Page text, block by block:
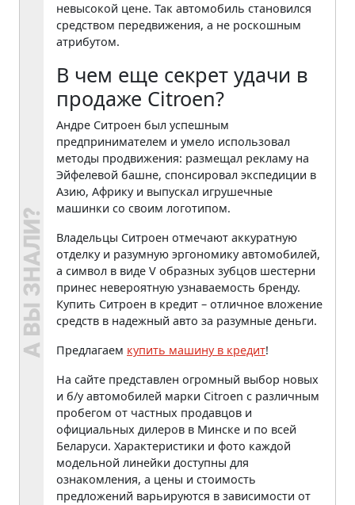
невысокой цене. Так автомобиль становился
средством передвижения, а не роскошным
атрибутом.
В чем еще секрет удачи в
продаже Citroen?
Андре Ситроен был успешным
предпринимателем и умело использовал
методы продвижения: размещал рекламу на
Эйфелевой башне, спонсировал экспедиции в
Азию, Африку и выпускал игрушечные
машинки со своим логотипом.
Владельцы Ситроен отмечают аккуратную
отделку и разумную эргономику автомобилей,
а символ в виде V образных зубцов шестерни
принес невероятную узнаваемость бренду.
Купить Ситроен в кредит – отличное вложение
средств в надежный авто за разумные деньги.
Предлагаем купить машину в кредит!
На сайте представлен огромный выбор новых
и б/у автомобилей марки Citroen с различным
пробегом от частных продавцов и
официальных дилеров в Минске и по всей
Беларуси. Характеристики и фото каждой
модельной линейки доступны для
ознакомления, а цены и стоимость
предложений варьируются в зависимости от